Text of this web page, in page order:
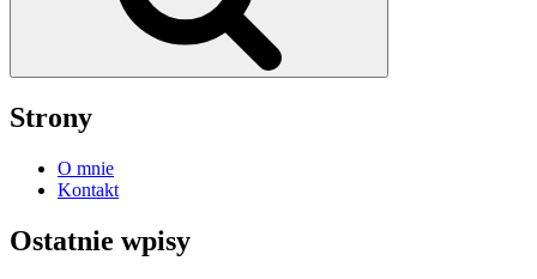
Strony
O mnie
Kontakt
Ostatnie wpisy